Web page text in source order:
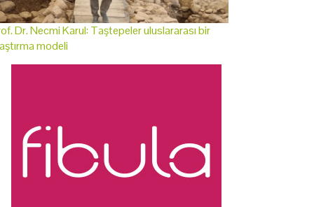
Dr. Necmi Karul: Taştepeler uluslararası bir
modeli